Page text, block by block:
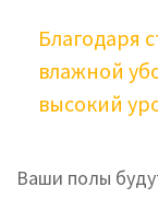
Благодаря
влажной
высокий
Ваши полы